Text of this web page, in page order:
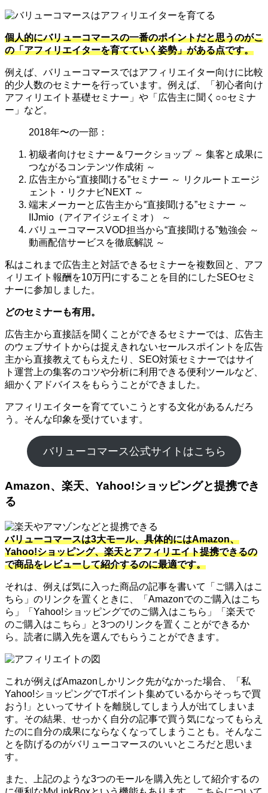
個人的にバリューコマースの一番のポイントだと思うのがこ
の「アフィリエイターを育てていく姿勢」がある点です。
例えば、バリューコマースではアフィリエイター向けに比較
的少人数のセミナーを行っています。例えば、「初心者向け
アフィリエイト基礎セミナー」や「広告主に聞く○○セミナ
ー」など。
2018年〜の一部：
初級者向けセミナー＆ワークショップ ～ 集客と成果に
つながるコンテンツ作成術 ～
広告主から“直接聞ける”セミナー ～ リクルートエージ
ェント・リクナビNEXT ～
端末メーカーと広告主から“直接聞ける”セミナー ～
IIJmio（アイアイジェイミオ） ～
バリューコマースVOD担当から“直接聞ける”勉強会 ～
動画配信サービスを徹底解説 ～
私はこれまで広告主と対話できるセミナーを複数回と、アフ
ィリエイト報酬を10万円にすることを目的にしたSEOセミ
ナーに参加しました。
どのセミナーも有用。
広告主から直接話を聞くことができるセミナーでは、広告主
のウェブサイトからは捉えきれないセールスポイントを広告
主から直接教えてもらえたり、SEO対策セミナーではサイ
ト運営上の集客のコツや分析に利用できる便利ツールなど、
細かくアドバイスをもらうことができました。
アフィリエイターを育てていこうとする文化があるんだろ
う。そんな印象を受けています。
バリューコマース公式サイトはこちら
Amazon、楽天、Yahoo!ショッピングと提携でき
る
バリューコマースは3大モール、具体的にはAmazon、
Yahoo!ショッピング、楽天とアフィリエイト提携できるの
で商品をレビューして紹介するのに最適です。
それは、例えば気に入った商品の記事を書いて「ご購入はこ
ちら」のリンクを置くときに、「Amazonでのご購入はこち
ら」「Yahoo!ショッピングでのご購入はこちら」「楽天で
のご購入はこちら」と3つのリンクを置くことができるか
ら。読者に購入先を選んでもらうことができます。
これが例えばAmazonしかリンク先がなかった場合、「私
Yahoo!ショッピングでTポイント集めているからそっちで買
おう!」といってサイトを離脱してしまう人が出てしまいま
す。その結果、せっかく自分の記事で買う気になってもらえ
たのに自分の成果にならなくなってしまうことも。そんなこ
とを防げるのがバリューコマースのいいところだと思いま
す。
また、上記のような3つのモールを購入先として紹介するの